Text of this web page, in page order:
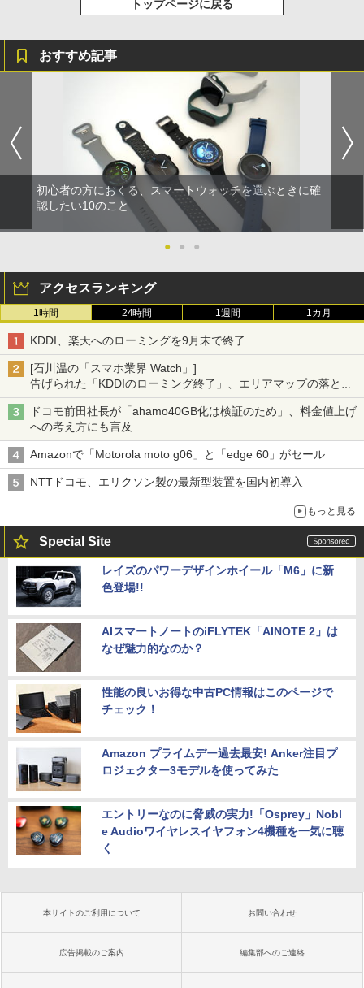
トップページに戻る
おすすめ記事
初心者の方におくる、スマートウォッチを選ぶときに確
認したい10のこと
● ● ●
アクセスランキング
1時間 24時間 1週間 1カ月
KDDI、楽天へのローミングを9月末で終了
[石川温の「スマホ業界 Watch」]
告げられた「KDDIのローミング終了」、エリアマップの落とし
穴と楽天モバイルの課題
ドコモ前田社長が「ahamo40GB化は検証のため」、料金値上げ
への考え方にも言及
Amazonで「Motorola moto g06」と「edge 60」がセール
NTTドコモ、エリクソン製の最新型装置を国内初導入
もっと見る
Special Site
レイズのパワーデザインホイール「M6」に新
色登場!!
AIスマートノートのiFLYTEK「AINOTE 2」は
なぜ魅力的なのか？
性能の良いお得な中古PC情報はこのページで
チェック！
Amazon プライムデー過去最安! Anker注目プ
ロジェクター3モデルを使ってみた
エントリーなのに脅威の実力!「Osprey」Nobl
e Audioワイヤレスイヤフォン4機種を一気に聴
く
本サイトのご利用について お問い合わせ
広告掲載のご案内 編集部へのご連絡